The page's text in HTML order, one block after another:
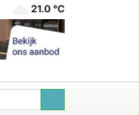
21.0 ℃